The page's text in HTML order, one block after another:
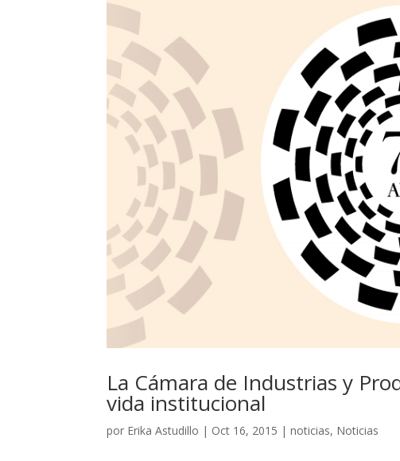
La Cámara de Industrias y
vida institucional
por Erika Astudillo | Oct 16, 2015 |noticias, Noticias